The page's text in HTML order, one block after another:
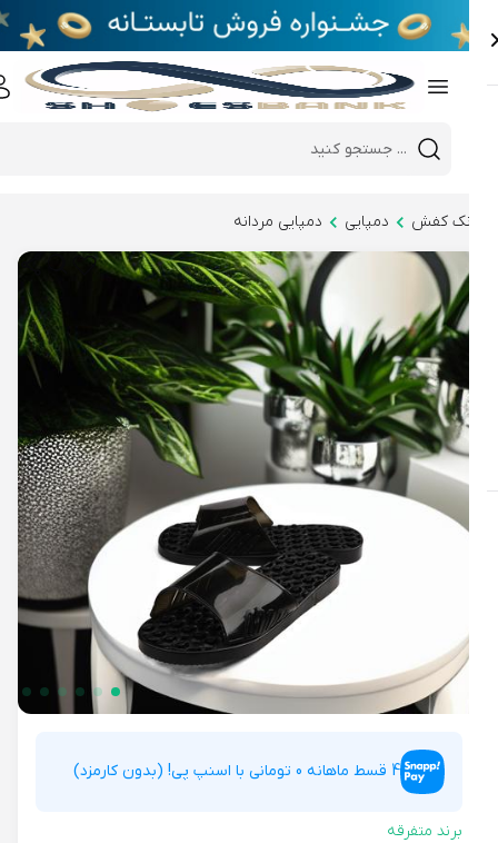
Mobile header search
e
کفش دمپایی دمپایی مردانه
4 قسط ماهانه 0 تومانی با اسنپ پی! (بدون کارمزد)
برند متفرقه